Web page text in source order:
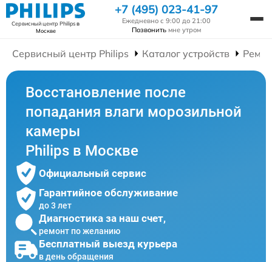
Сервисный центр Philipsв
Москве
+7 (495) 023-41-97
Ежедневно с 9:00 до 21:00
Позвонить мне утром
Сервисный центр Philips Каталог устройств
Восстановление после
попадания влаги морозильной
камеры
Philips в Москве
Официальный сервис
Гарантийное обслуживание
до 3 лет
Диагностика за наш счет,
ремонт по желанию
Бесплатный выезд курьера
в день обращения